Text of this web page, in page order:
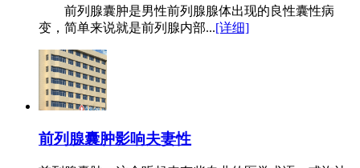
前列腺囊肿是男性前列腺腺体出现的良性囊性病
变，简单来说就是前列腺内部...[详细]
前列腺囊肿影响夫妻性